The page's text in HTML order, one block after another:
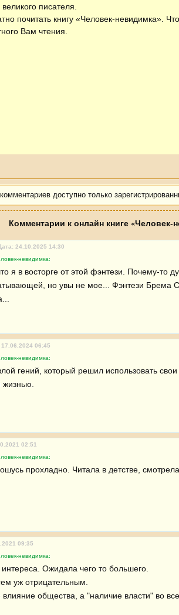
писателя.
почитать книгу «Человек-невидимка» .
Вам чтения.
доступно только
Комментарии к онлайн книге «Человек-
24.10.2025 14:30
невидимка:
я в восторге от этой фэнтези. Почему-то
но увы не мое... Фэнтези Брема
17.06.2024 06:45
невидимка:
гений, который решил использовать
жизнью.
02:51
невидимка:
прохладно. Читала в детстве,
09:35
невидимка:
Ожидала чего то большего.
уж отрицательным.
общества, а "наличие власти" во